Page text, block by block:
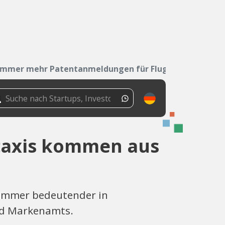
mehr Patentanmeldungen für Flugtaxis...
kommen aus
bedeutender in
Markenamts.